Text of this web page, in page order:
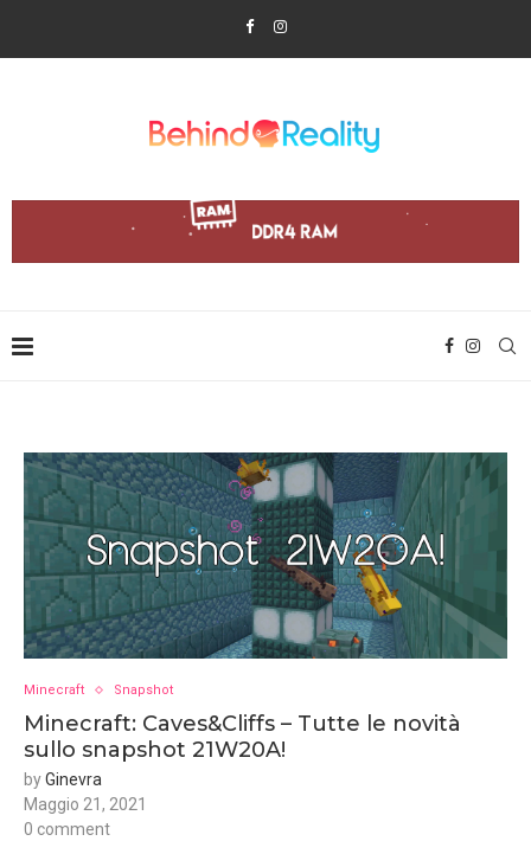
Minecraft Snapshot
Minecraft: Caves&Cliffs – Tutte le novità
sullo snapshot 21W20A!
byGinevra
Maggio 21, 2021
0 comment